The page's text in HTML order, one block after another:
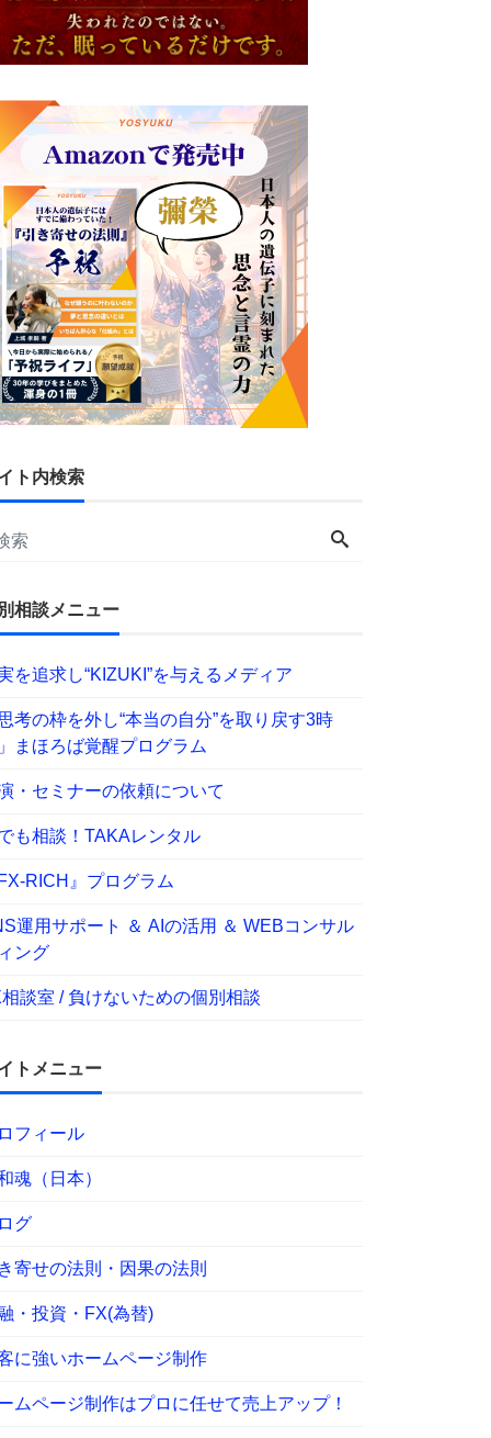
ト内検索
相談メニュー
を追求し“KIZUKI”を与えるメディア
考の枠を外し“本当の自分”を取り戻す3時
まほろば覚醒プログラム
・セミナーの依頼について
も相談！TAKAレンタル
RICH』プログラム
運用サポート ＆ AIの活用 ＆ WEBコンサル
ング
談室 / 負けないための個別相談
トメニュー
フィール
魂（日本）
グ
寄せの法則・因果の法則
・投資・FX(為替)
に強いホームページ制作
ムページ制作はプロに任せて売上アップ！